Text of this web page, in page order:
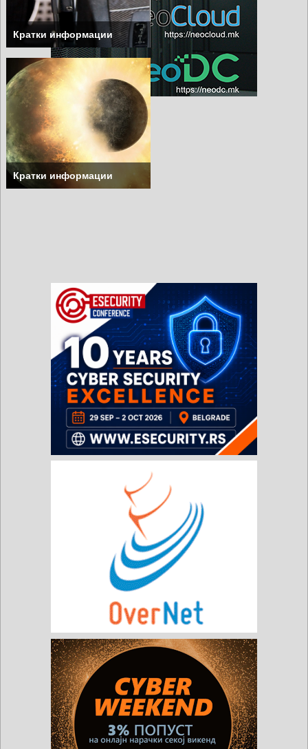
Кратки информации
Кратки информации